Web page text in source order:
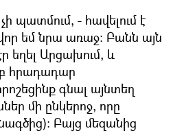
պատմում, - հավելում է
եմ նրա առաջ։ Բանն այն
եղել Արցախում, և
հրադադար
գնալ այնտեղ
մի ընկերոջ, որը
Բայց մեզանից